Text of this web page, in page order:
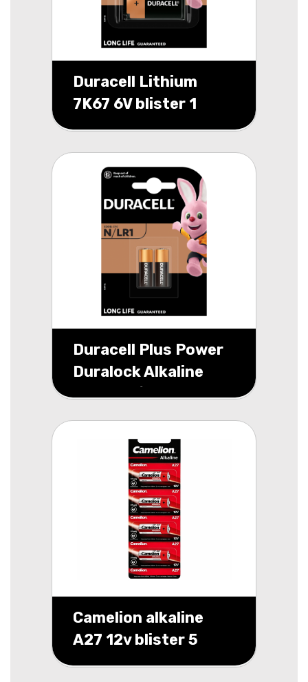
Duracell Lithium
7K67 6V blister 1
Duracell Plus Power
Duralock Alkaline
MN9100/LR1 blister
2
Camelion alkaline
A27 12v blister 5